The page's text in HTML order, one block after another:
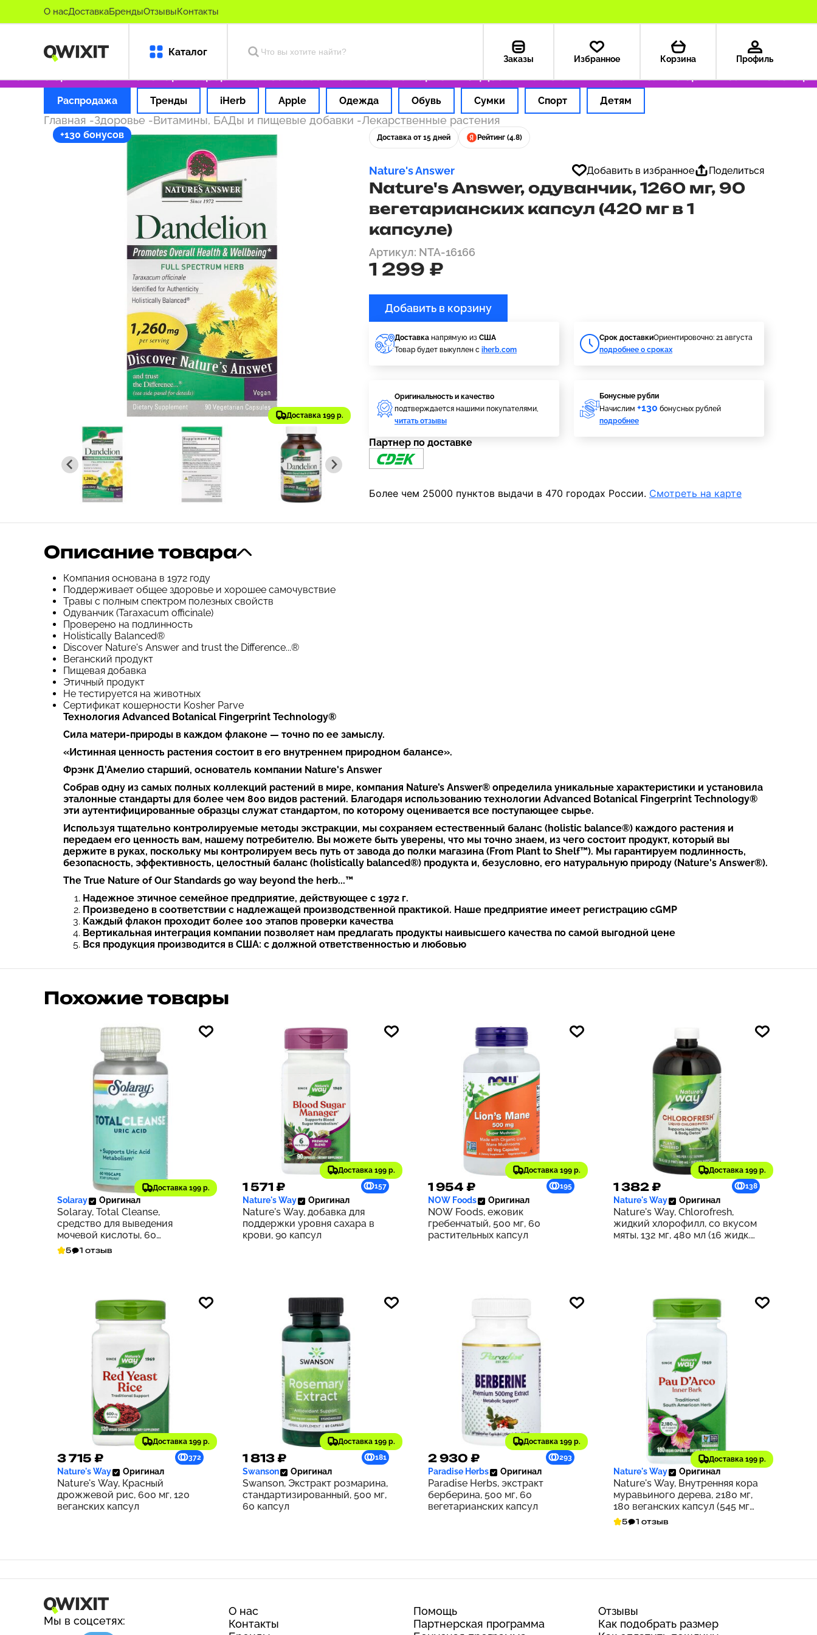
О насДоставкаБрендыОтзывыКонтакты
Каталог
Заказы Избранное Корзина Профиль
оригинальные товары Оформляем заказ за 1 час Оплата картой РФ Доставка из США — 199 ₽ Только оригинальные товары
Распродажа Тренды iHerb Apple Одежда Обувь Сумки Спорт Детям
Главная -Здоровье -Витамины, БАДы и пищевые добавки -Лекарственные растения
+130 бонусов
Доставка 199 р.
Доставка от 15 дней Рейтинг (4.8)
Nature's Answer Добавить в избранное Поделиться
Nature's Answer, одуванчик, 1260 мг, 90
вегетарианских капсул (420 мг в 1
капсуле)
Артикул: NTA-16166
1 299 ₽
Добавить в корзину
Доставка напрямую из США
Товар будет выкуплен с iherb.com
Cрок доставкиОриентировочно: 21 августа
подробнее о сроках
Оригинальность и качество
подтверждается нашими покупателями,
читать отзывы
Бонусные рубли
Начислим +130 бонусных рублей
подробнее
Партнер по доставке
Более чем 25000 пунктов выдачи в 470 городах России. Смотреть на карте
Описание товара
Компания основана в 1972 году
Поддерживает общее здоровье и хорошее самочувствие
Травы с полным спектром полезных свойств
Одуванчик (Taraxacum officinale)
Проверено на подлинность
Holistically Balanced®
Discover Nature's Answer and trust the Difference...®
Веганский продукт
Пищевая добавка
Этичный продукт
Не тестируется на животных
Сертификат кошерности Kosher Parve
Технология Advanced Botanical Fingerprint Technology®
Сила матери-природы в каждом флаконе — точно по ее замыслу.
«Истинная ценность растения состоит в его внутреннем природном балансе».
Фрэнк Д’Амелио старший, основатель компании Nature's Answer
Собрав одну из самых полных коллекций растений в мире, компания Nature’s Answer® определила уникальные характеристики и установила
эталонные стандарты для более чем 800 видов растений. Благодаря использованию технологии Advanced Botanical Fingerprint Technology®
эти аутентифицированные образцы служат стандартом, по которому оценивается все поступающее сырье.
Используя тщательно контролируемые методы экстракции, мы сохраняем естественный баланс (holistic balance®) каждого растения и
передаем его ценность вам, нашему потребителю. Вы можете быть уверены, что мы точно знаем, из чего состоит продукт, который вы
держите в руках, поскольку мы контролируем весь путь от завода до полки магазина (From Plant to Shelf™). Мы гарантируем подлинность,
безопасность, эффективность, целостный баланс (holistically balanced®) продукта и, безусловно, его натуральную природу (Nature's Answer®).
The True Nature of Our Standards go way beyond the herb...™
Надежное этичное семейное предприятие, действующее с 1972 г.
Произведено в соответствии с надлежащей производственной практикой. Наше предприятие имеет регистрацию cGMP
Каждый флакон проходит более 100 этапов проверки качества
Вертикальная интеграция компании позволяет нам предлагать продукты наивысшего качества по самой выгодной цене
Вся продукция производится в США: с должной ответственностью и любовью
Похожие товары
Доставка 199 р.
3 425 ₽ 343
Solaray Оригинал
Solaray, Total Cleanse,
средство для выведения
мочевой кислоты, 60
растительных капсул
5 1 отзыв
Доставка 199 р.
1 571 ₽ 157
Nature's Way Оригинал
Nature's Way, добавка для
поддержки уровня сахара в
крови, 90 капсул
Доставка 199 р.
1 954 ₽ 195
NOW Foods Оригинал
NOW Foods, ежовик
гребенчатый, 500 мг, 60
растительных капсул
Доставка 199 р.
1 382 ₽ 138
Nature's Way Оригинал
Nature's Way, Chlorofresh,
жидкий хлорофилл, со вкусом
мяты, 132 мг, 480 мл (16 жидк.
Доставка 199 р.
3 715 ₽ 372
Nature's Way Оригинал
Nature's Way, Красный
дрожжевой рис, 600 мг, 120
веганских капсул
Доставка 199 р.
1 813 ₽ 181
Swanson Оригинал
Swanson, Экстракт розмарина,
стандартизированный, 500 мг,
60 капсул
Доставка 199 р.
2 930 ₽ 293
Paradise Herbs Оригинал
Paradise Herbs, экстракт
берберина, 500 мг, 60
вегетарианских капсул
Доставка 199 р.
1 673 ₽ 167
Nature's Way Оригинал
Nature's Way, Внутренняя кора
муравьиного дерева, 2180 мг,
180 веганских капсул (545 мг
на капсулу)
5 1 отзыв
Мы в соцсетях:
О нас
Контакты
Помощь
Партнерская программа
Отзывы
Как подобрать размер